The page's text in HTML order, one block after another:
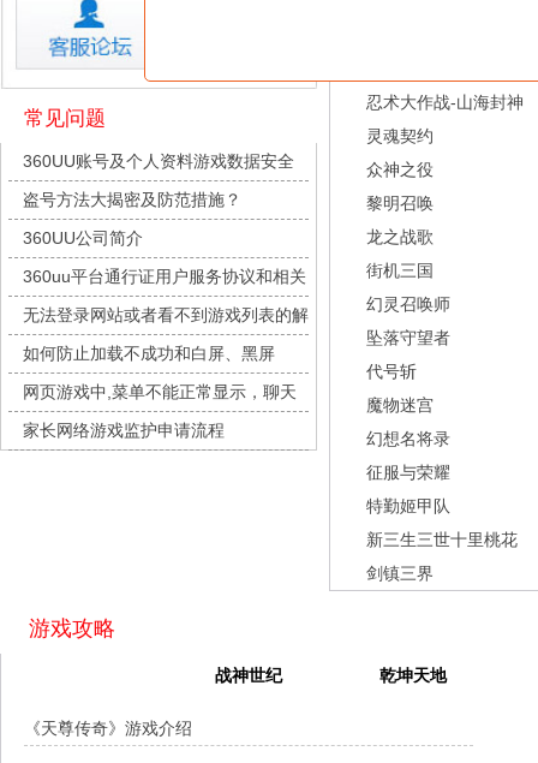
群英风华录
小小仙王
每日新服
魔物迷宫
每日新服
今日 10:00点
城防三国志
每日新服
今日 10:00点
九梦仙域
每日新服
豌豆大作战
每日新服
今日 10:00点
灵魂序章
每日新服
今日 10:00点
冒险守护
每日新服
今日 10:00点
绝地苍穹
每日新服
今日 10:00点
代号斩
每日新服
今日 10:00点
征服与荣耀
灵魂契约
每日新服
常见问题
360UU账号及个人资料游戏数据安全
盗号方法大揭密及防范措施？
360UU公司简介
360uu平台通行证用户服务协议和相关
的条款和条件
无法登录网站或者看不到游戏列表的解
决方法
如何防止加载不成功和白屏、黑屏
网页游戏中,菜单不能正常显示，聊天
及其它功能不能正常使用的解决办法
家长网络游戏监护申请流程
忍术大作战-山海封神
灵魂契约
众神之役
黎明召唤
龙之战歌
街机三国
幻灵召唤师
坠落守望者
代号斩
魔物迷宫
幻想名将录
征服与荣耀
特勤姬甲队
新三生三世十里桃花
剑镇三界
游戏攻略
战神世纪 乾坤天地
《天尊传奇》游戏介绍